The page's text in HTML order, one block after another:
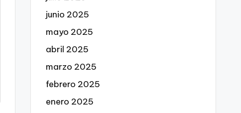
junio 2025
mayo 2025
abril 2025
marzo 2025
febrero 2025
enero 2025